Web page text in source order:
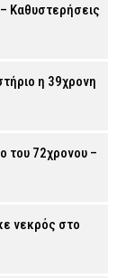
Καθυστερήσεις
η 39χρονη
του 72χρονου –
νεκρός στο